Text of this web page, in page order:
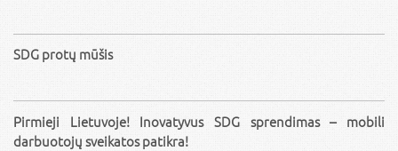
SDG protų mūšis
Pirmieji Lietuvoje! Inovatyvus SDG sprendimas – mobili
darbuotojų sveikatos patikra!